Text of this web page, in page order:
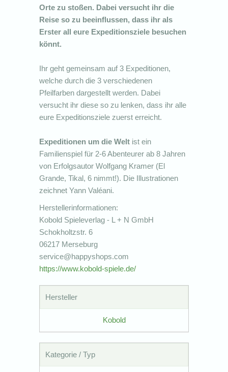
Orte zu stoßen. Dabei versucht ihr die
Reise so zu beeinflussen, dass ihr als
Erster all eure Expeditionsziele besuchen
könnt.
Ihr geht gemeinsam auf 3 Expeditionen,
welche durch die 3 verschiedenen
Pfeilfarben dargestellt werden. Dabei
versucht ihr diese so zu lenken, dass ihr alle
eure Expeditionsziele zuerst erreicht.
Expeditionen um die Welt ist ein
Familienspiel für 2-6 Abenteurer ab 8 Jahren
von Erfolgsautor Wolfgang Kramer (El
Grande, Tikal, 6 nimmt!). Die Illustrationen
zeichnet Yann Valéani.
Herstellerinformationen:
Kobold Spieleverlag - L + N GmbH
Schokholtzstr. 6
06217 Merseburg
service@happyshops.com
https://www.kobold-spiele.de/
Hersteller
Kobold
Kategorie / Typ